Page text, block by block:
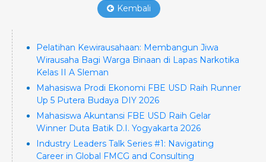
Kembali
Pelatihan Kewirausahaan: Membangun Jiwa
Wirausaha Bagi Warga Binaan di Lapas Narkotika
Kelas II A Sleman
Mahasiswa Prodi Ekonomi FBE USD Raih Runner
Up 5 Putera Budaya DIY 2026
Mahasiswa Akuntansi FBE USD Raih Gelar
Winner Duta Batik D.I. Yogyakarta 2026
Industry Leaders Talk Series #1: Navigating
Career in Global FMCG and Consulting